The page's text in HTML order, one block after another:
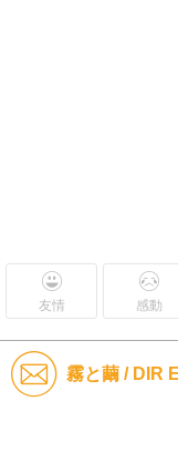
友情 感動
霧と繭 / DIR